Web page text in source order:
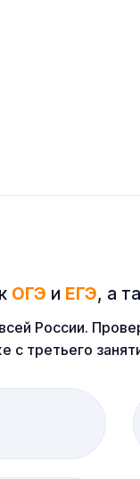
ОГЭ и ЕГЭ, а
России.
с третьего